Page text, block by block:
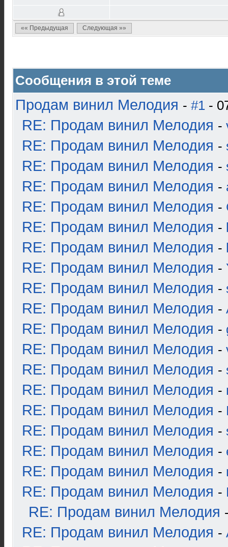
«« Предыдущая Следующая »»
Сообщения в этой теме
Продам винил Мелодия - #1 -
RE: Продам винил Мелодия -
RE: Продам винил Мелодия -
RE: Продам винил Мелодия -
RE: Продам винил Мелодия -
RE: Продам винил Мелодия -
RE: Продам винил Мелодия -
RE: Продам винил Мелодия -
RE: Продам винил Мелодия -
RE: Продам винил Мелодия -
RE: Продам винил Мелодия -
RE: Продам винил Мелодия -
RE: Продам винил Мелодия -
RE: Продам винил Мелодия -
RE: Продам винил Мелодия -
RE: Продам винил Мелодия -
RE: Продам винил Мелодия -
RE: Продам винил Мелодия -
RE: Продам винил Мелодия -
RE: Продам винил Мелодия -
RE: Продам винил Мелодия
RE: Продам винил Мелодия -